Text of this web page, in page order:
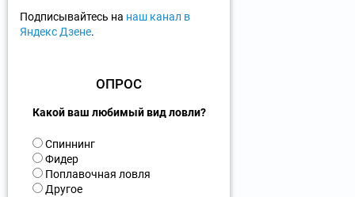
Подписывайтесь на наш канал в
Яндекс Дзене.
ОПРОС
Какой ваш любимый вид ловли?
В
а
р
и
Спиннинг
Фидер
Поплавочная ловля
Другое